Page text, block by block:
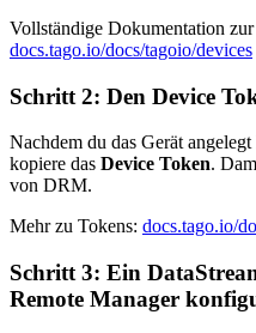
Vollständige Dokumentation
docs.tago.io/docs/tagoio/devices
Schritt 2: Den Device
Nachdem du das Gerät
kopiere das Device Token.
von DRM.
Mehr zu Tokens: docs.tago.io/
Schritt 3: Ein
Remote Manager